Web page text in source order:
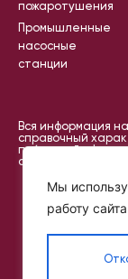
Мы
работу
пожаротушения
Промышленные
насосные
станции
Вся информация
справочный
публичной
статьей 437 ГК РФ